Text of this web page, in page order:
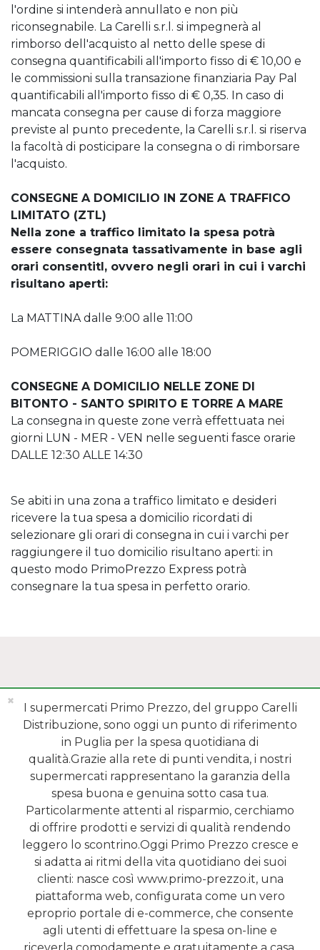
l'ordine si intenderà annullato e non più
riconsegnabile. La Carelli s.r.l. si impegnerà al
rimborso dell'acquisto al netto delle spese di
consegna quantificabili all'importo fisso di € 10,00 e
le commissioni sulla transazione finanziaria Pay Pal
quantificabili all'importo fisso di € 0,35. In caso di
mancata consegna per cause di forza maggiore
previste al punto precedente, la Carelli s.r.l. si riserva
la facoltà di posticipare la consegna o di rimborsare
l'acquisto.
CONSEGNE A DOMICILIO IN ZONE A TRAFFICO
LIMITATO (ZTL)
Nella zone a traffico limitato la spesa potrà
essere consegnata tassativamente in base agli
orari consentitI, ovvero negli orari in cui i varchi
risultano aperti:
La MATTINA dalle 9:00 alle 11:00
POMERIGGIO dalle 16:00 alle 18:00
CONSEGNE A DOMICILIO NELLE ZONE DI
BITONTO - SANTO SPIRITO E TORRE A MARE
La consegna in queste zone verrà effettuata nei
giorni LUN - MER - VEN nelle seguenti fasce orarie
DALLE 12:30 ALLE 14:30
Se abiti in una zona a traffico limitato e desideri
ricevere la tua spesa a domicilio ricordati di
selezionare gli orari di consegna in cui i varchi per
raggiungere il tuo domicilio risultano aperti: in
questo modo PrimoPrezzo Express potrà
consegnare la tua spesa in perfetto orario.
MENÙ
REPARTI
SHOP ONLINE
SERVIZI
NEWSLETTER
2015 - 2026 Carelli s.r.l | Sede legale: Via Tenente Speranza, 10 - 70032
I supermercati Primo Prezzo, del gruppo Carelli
Distribuzione, sono oggi un punto di riferimento
in Puglia per la spesa quotidiana di
qualità.Grazie alla rete di punti vendita, i nostri
supermercati rappresentano la garanzia della
spesa buona e genuina sotto casa tua.
Particolarmente attenti al risparmio, cerchiamo
di offrire prodotti e servizi di qualità rendendo
leggero lo scontrino.Oggi Primo Prezzo cresce e
si adatta ai ritmi della vita quotidiano dei suoi
clienti: nasce così www.primo-prezzo.it, una
piattaforma web, configurata come un vero
eproprio portale di e-commerce, che consente
agli utenti di effettuare la spesa on-line e
✖